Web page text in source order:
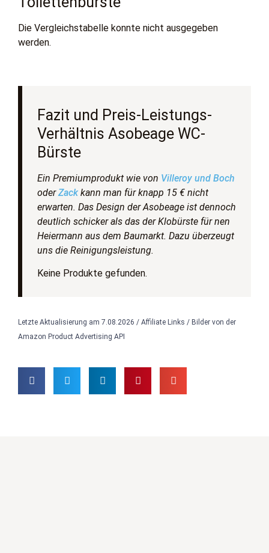
Die Vergleichstabelle konnte nicht ausgegeben
werden.
Fazit und Preis-Leistungs-
Verhältnis Asobeage WC-
Bürste
Ein Premiumprodukt wie von Villeroy und Boch
oderZackkann man für knapp 15 € nicht
erwarten. Das Design der Asobeage ist dennoch
deutlich schicker als das der Klobürste für nen
Heiermann aus dem Baumarkt. Dazu überzeugt
uns die Reinigungsleistung.
Keine Produkte gefunden.
Letzte Aktualisierung am 7.08.2026 / Affiliate Links / Bilder von der
Amazon Product Advertising API